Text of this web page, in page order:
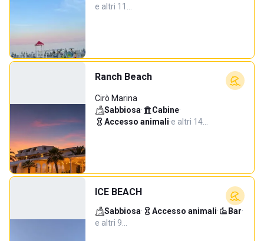
e altri 11…
Ranch Beach
Cirò Marina
Sabbiosa· Cabine·
Accesso animali·e altri 14…
ICE BEACH
Sabbiosa· Accesso animali· Bar·
e altri 9…